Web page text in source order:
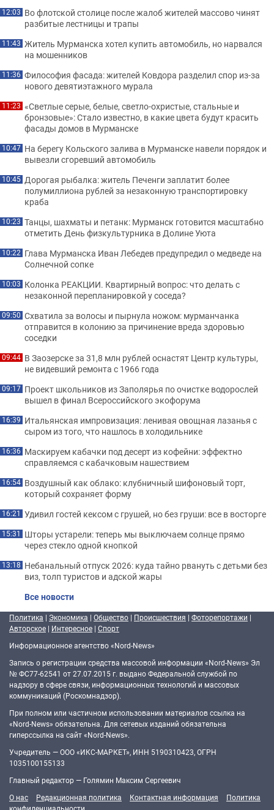
12:03 Во флотской столице после жалоб жителей массово чинят
разбитые лестницы и трапы
11:43 Житель Мурманска хотел купить автомобиль, но нарвался
на мошенников
11:36 Философия фасада: жителей Ковдора разделил спор из-за
нового девятиэтажного мурала
11:23 «Светлые серые, белые, светло-охристые, стальные и
бронзовые»: Стало известно, в какие цвета будут красить
фасады домов в Мурманске
10:47 На берегу Кольского залива в Мурманске навели порядок и
вывезли сгоревший автомобиль
10:45 Дорогая рыбалка: житель Печенги заплатит более
полумиллиона рублей за незаконную транспортировку
краба
10:23 Танцы, шахматы и петанк: Мурманск готовится масштабно
отметить День физкультурника в Долине Уюта
10:22 Глава Мурманска Иван Лебедев предупредил о медведе на
Солнечной сопке
10:03 Колонка РЕАКЦИИ. Квартирный вопрос: что делать с
незаконной перепланировкой у соседа?
09:50 Схватила за волосы и пырнула ножом: мурманчанка
отправится в колонию за причинение вреда здоровью
соседки
09:44 В Заозерске за 31,8 млн рублей оснастят Центр культуры,
не видевший ремонта с 1966 года
09:17 Проект школьников из Заполярья по очистке водорослей
вышел в финал Всероссийского экофорума
16:39 Итальянская импровизация: ленивая овощная лазанья с
сыром из того, что нашлось в холодильнике
16:36 Маскируем кабачки под десерт из кофейни: эффектно
справляемся с кабачковым нашествием
16:54 Воздушный как облако: клубничный шифоновый торт,
который сохраняет форму
16:21 Удивил гостей кексом с грушей, но без груши: все в восторге
15:31 Шторы устарели: теперь мы выключаем солнце прямо
через стекло одной кнопкой
13:18 Небанальный отпуск 2026: куда тайно рвануть с детьми без
виз, толп туристов и адской жары
Все новости
Политика | Экономика | Общество | Происшествия | Фоторепортажи |
Авторское | Интересное | Спорт
Информационное агентство «Nord-News»
Запись о регистрации средства массовой информации «Nord-News» Эл
№ ФС77-62541 от 27.07.2015 г. выдано Федеральной службой по
надзору в сфере связи, информационных технологий и массовых
коммуникаций (Роскомнадзор).
При полном или частичном использовании материалов ссылка на
«Nord-News» обязательна. Для сетевых изданий обязательна
гиперссылка на сайт «Nord-News».
Учредитель — ООО «ИКС-МАРКЕТ», ИНН 5190310423, ОГРН
1035100155133
Главный редактор — Голямин Максим Сергеевич
О нас
Редакционная политика Контактная информация
Политика